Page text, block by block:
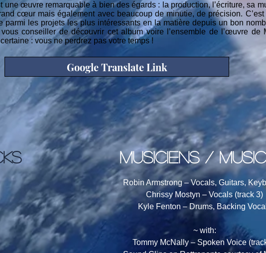
une œuvre remarquable à bien des égards : la production, l’écriture, sa
cœur mais également avec beaucoup de minutie, de précision.
parmi les projets les plus intéressants en la matière depuis un bon
conseiller de découvrir cet album voire l’ensemble de l’œuvre de
: vous ne perdrez pas votre temps !
Google Translate Link
musiciens /
Robin Armstrong – Vocals, Guitars,
Chrissy Mostyn – Vocals (track 3)
Kyle Fenton – Drums, Backing
~ with:
Tommy McNally – Spoken Voice